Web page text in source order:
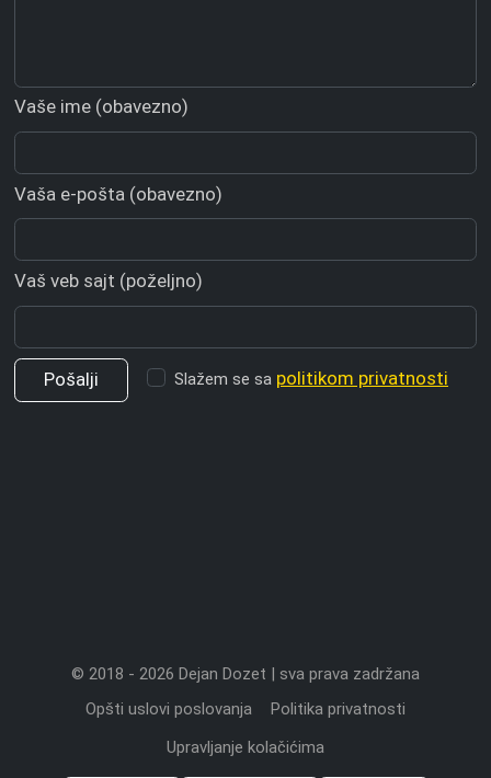
Vaše ime (obavezno)
Vaša e-pošta (obavezno)
Vaš veb sajt (poželjno)
Slažem se sa politikom privatnosti
© 2018 - 2026 Dejan Dozet | sva prava zadržana
Opšti uslovi poslovanja
Politika privatnosti
Upravljanje kolačićima